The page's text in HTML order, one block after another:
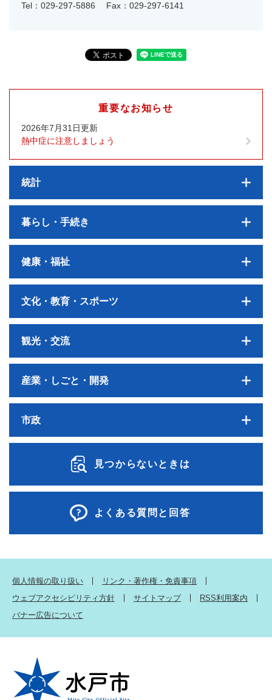
Tel：029-297-5886
Fax：029-297-6141
重要なお知らせ
2026年7月31日更新
熱中症に注意しましょう
統計
暮らし・手続き
健康・福祉
文化・教育・スポーツ
観光・交流
産業・しごと・開発
市政
見つからないときは
よくある質問と回答
個人情報の取り扱い
リンク・著作権・免責事項
ウェブアクセシビリティ方針
サイトマップ
RSS利用案内
バナー広告について